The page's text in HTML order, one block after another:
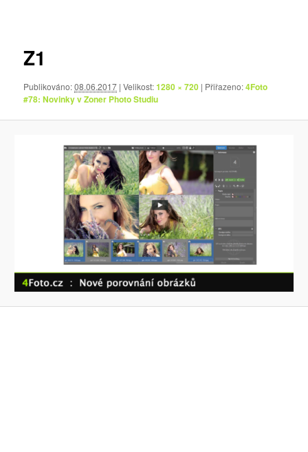
Z1
Publikováno:08.06.2017 | Velikost:1280 × 720 | Přiřazeno:4Foto
#78: Novinky v Zoner Photo Studiu